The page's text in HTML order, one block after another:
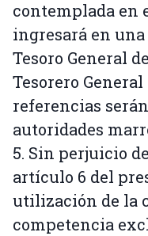
contemplada en
ingresará en
Tesoro General
Tesorero
referencias
autoridades
5. Sin perjuicio
artículo 6 del
utilización de la
competencia